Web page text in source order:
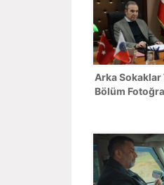
Arka Sokaklar
Bölüm